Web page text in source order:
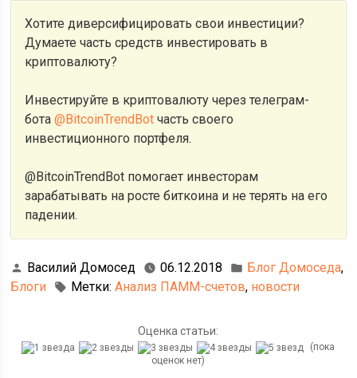
Хотите диверсифицировать свои инвестиции?
Думаете часть средств инвестировать в
криптовалюту?
Инвестируйте в криптовалюту через телеграм-
бота@BitcoinTrendBot часть своего
инвестиционного портфеля.
@BitcoinTrendBot помогает инвесторам
зарабатывать на росте биткоина и не терять на его
падении.
Василий Домосед 06.12.2018 Блог Домоседа,
Блоги
Метки:Анализ ПАММ-счетов, новости
Оценка статьи:
(пока
оценок нет)